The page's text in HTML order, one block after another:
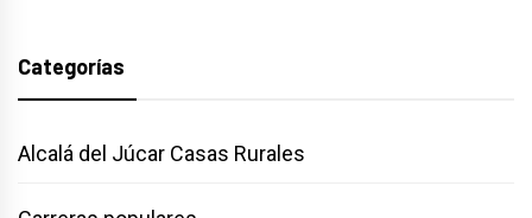
Categorías
Alcalá del Júcar Casas Rurales